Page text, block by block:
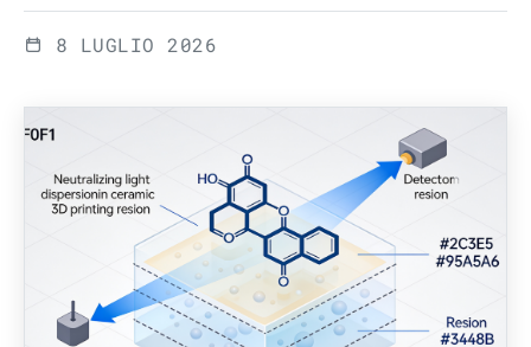
8 LUGLIO 2026